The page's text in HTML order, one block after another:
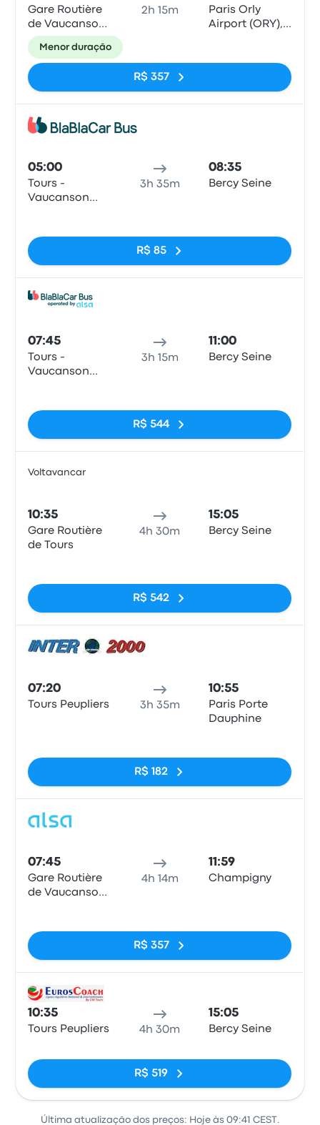
Gare Routière
de Vaucanson
(Tours)
2h 15m
Paris Orly
Airport (ORY),
Menor duração
R$ 357
05:00
Tours -
Vaucanson
3h 35m
08:35
Bercy Seine
R$ 85
07:45
Tours -
Vaucanson
3h 15m
11:00
Bercy Seine
R$ 544
Voltavancar
10:35
Gare Routière
de Tours
4h 30m
15:05
Bercy Seine
R$ 542
07:20
Tours Peupliers 3h 35m
10:55
Paris Porte
Dauphine
R$ 182
07:45
Gare Routière
de Vaucanson
4h 14m
11:59
Champigny
R$ 357
10:35
Tours Peupliers 4h 30m
15:05
Bercy Seine
R$ 519
Última atualização dos preços: Hoje às 09:41 CEST.